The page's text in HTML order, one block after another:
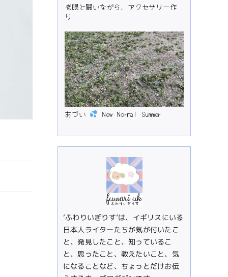
老眼と闘いながら、アクセサリー作
り
あづい New Normal Summer
‘ふわりいぎりす’は、イギリスにいる
日本人ライターたちが気が付いたこ
と、発見したこと、知っているこ
と、思ったこと、教えたいこと、気
になることなど、ちょっとだけお伝